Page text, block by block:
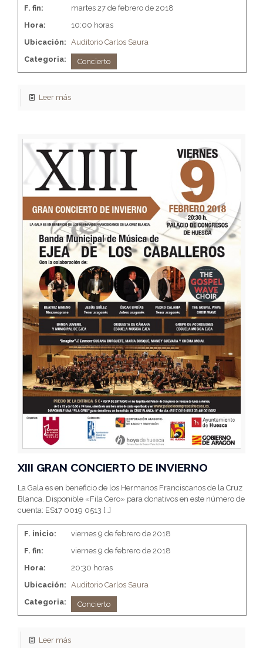
F. fin:
martes 27 de febrero de 2018
Hora:
10:00 horas
Ubicación: Auditorio Carlos Saura
Categoria:
Concierto
Leer más
XIII GRAN CONCIERTO DE INVIERNO
La Gala es en beneficio de los Hermanos Franciscanos de la Cruz
Blanca. Disponible «Fila Cero» para donativos en este número de
cuenta: ES17 0019 0513 […]
F. inicio:
viernes 9 de febrero de 2018
F. fin:
viernes 9 de febrero de 2018
Hora:
20:30 horas
Ubicación: Auditorio Carlos Saura
Categoria:
Concierto
Leer más